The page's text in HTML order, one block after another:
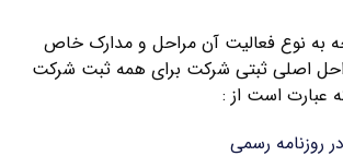
به نوع فعالیت آن مراحل و مدارک خاص
اصلی ثبتی شرکت برای همه ثبت شرکت
عبارت است از :
روزنامه رسمی